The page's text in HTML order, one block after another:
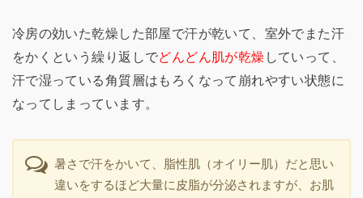
冷房の効いた乾燥した部屋で汗が乾いて、室外でまた汗
をかくという繰り返しでどんどん肌が乾燥 していって、
汗で湿っている角質層はもろくなって崩れやすい状態に
なってしまっています。
暑さで汗をかいて、脂性肌（オイリー肌）だと思い
違いをするほど大量に皮脂が分泌されますが、お肌